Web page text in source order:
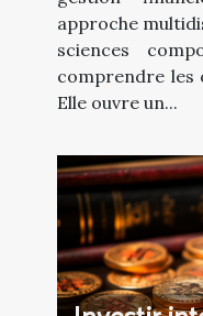
approche
sciences
comprendre les
Elle ouvre un...